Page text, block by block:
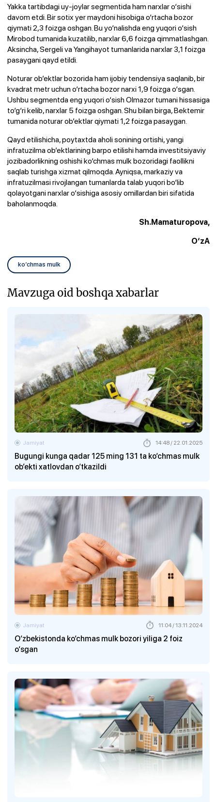
Yakka tartibdagi uy-joylar segmentida ham narxlar o‘sishi
davom etdi. Bir sotix yer maydoni hisobiga o‘rtacha bozor
qiymati 2,3 foizga oshgan. Bu yo‘nalishda eng yuqori o‘sish
Mirobod tumanida kuzatilib, narxlar 6,6 foizga qimmatlashgan.
Aksincha, Sergeli va Yangihayot tumanlarida narxlar 3,1 foizga
pasaygani qayd etildi.
Noturar ob’ektlar bozorida ham ijobiy tendensiya saqlanib, bir
kvadrat metr uchun o‘rtacha bozor narxi 1,9 foizga o‘sgan.
Ushbu segmentda eng yuqori o‘sish Olmazor tumani hissasiga
to‘g‘ri kelib, narxlar 5 foizga oshgan. Shu bilan birga, Bektemir
tumanida noturar ob’ektlar qiymati 1,2 foizga pasaygan.
Qayd etilishicha, poytaxtda aholi sonining ortishi, yangi
infratuzilma ob’ektlarining barpo etilishi hamda investitsiyaviy
jozibadorlikning oshishi ko‘chmas mulk bozoridagi faollikni
saqlab turishga xizmat qilmoqda. Ayniqsa, markaziy va
infratuzilmasi rivojlangan tumanlarda talab yuqori bo‘lib
qolayotgani narxlar o‘sishiga asosiy omillardan biri sifatida
baholanmoqda.
Sh.Mamaturopova,
O‘zA
ko‘chmas mulk
Mavzuga oid boshqa xabarlar
Bugungi kunga qadar 125 ming 131 ta ko‘chmas mulk
ob’ekti xatlovdan o‘tkazildi
Jamiyat 14:48 / 22.01.2025
O‘zbekistonda ko‘chmas mulk bozori yiliga 2 foiz
o‘sgan
Jamiyat 11:04 / 13.11.2024